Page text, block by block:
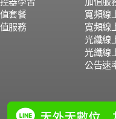
套餐
服務
寬頻線
寬頻線
光纖線
光纖線
公告速